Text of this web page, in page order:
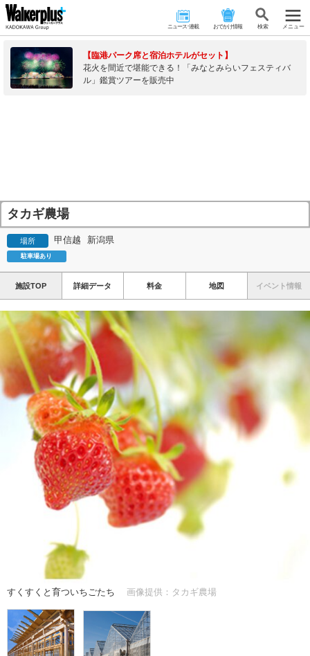
ニュース･連載 おでかけ情報 検 索 メニュー
【臨港パーク席と宿泊ホテルがセット】
花火を間近で堪能できる！「みなとみらいフェスティバ
ル」鑑賞ツアーを販売中
タカギ農場
場所 甲信越 新潟県
駐車場あり
施設TOP 詳細データ 料金 地図 イベント情報
すくすくと育ついちごたち 画像提供：タカギ農場